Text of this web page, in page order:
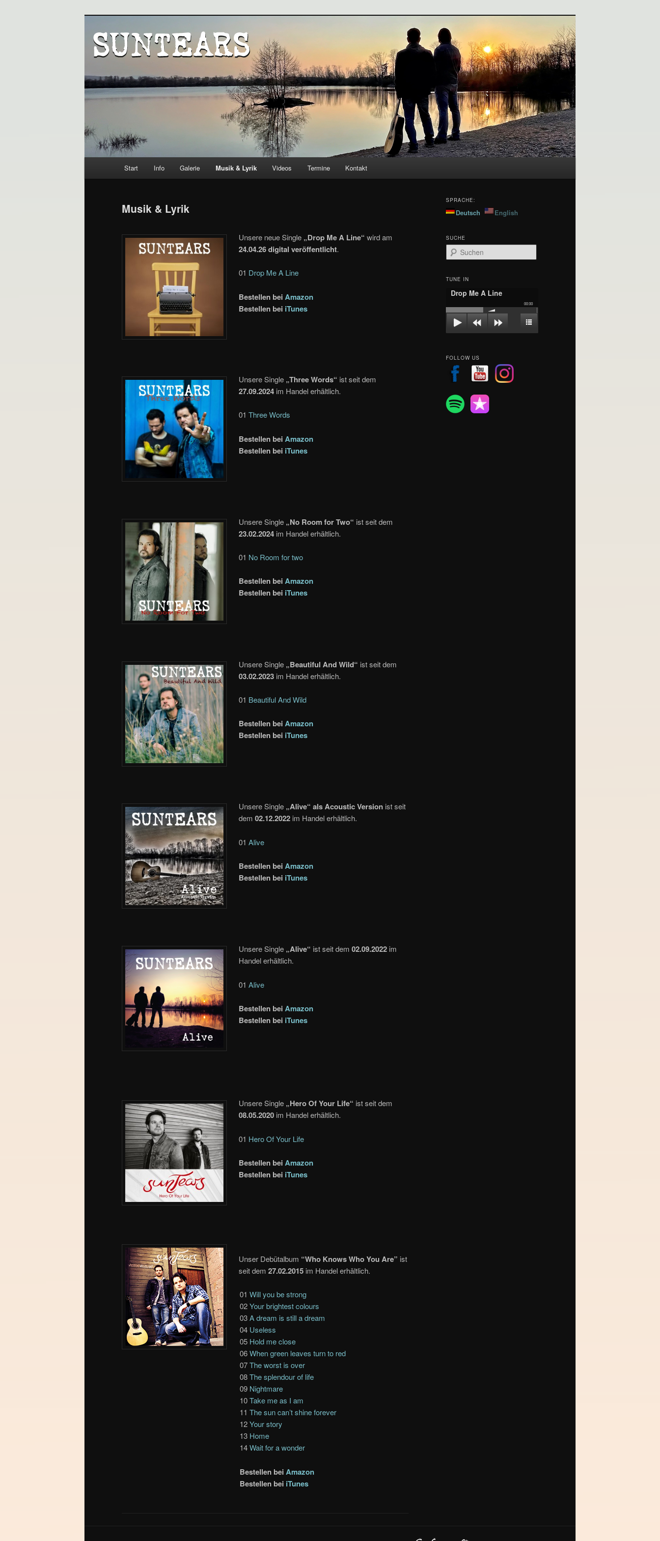
Suntears
Start Info Galerie Musik & Lyrik Videos Termine Kontakt
Musik & Lyrik
Unsere neue Single „Drop Me A Line“ wird am
24.04.26 digital veröffentlicht.
01 Drop Me A Line
Bestellen beiAmazon
Bestellen bei iTunes
Unsere Single „Three Words“ ist seit dem
27.09.2024 im Handel erhältlich.
01Three Words
Bestellen beiAmazon
Bestellen bei iTunes
Unsere Single „No Room for Two“ ist seit dem
23.02.2024 im Handel erhältlich.
01 No Room for two
Bestellen beiAmazon
Bestellen bei iTunes
Unsere Single „Beautiful And Wild“ ist seit dem
03.02.2023 im Handel erhältlich.
01 Beautiful And Wild
Bestellen beiAmazon
Bestellen bei iTunes
Unsere Single „Alive“ als Acoustic Version ist seit
dem 02.12.2022 im Handel erhältlich.
01Alive
Bestellen beiAmazon
Bestellen bei iTunes
Unsere Single „Alive“ ist seit dem02.09.2022 im
Handel erhältlich.
01Alive
Bestellen beiAmazon
Bestellen bei iTunes
Unsere Single „Hero Of Your Life“ ist seit dem
08.05.2020 im Handel erhältlich.
01 Hero Of Your Life
Bestellen beiAmazon
Bestellen bei iTunes
Unser Debütalbum “Who Knows Who You Are” ist
seit dem27.02.2015 im Handel erhältlich.
01 Will you be strong
02Your brightest colours
03A dream is still a dream
04 Useless
05 Hold me close
06When green leaves turn to red
07The worst is over
08The splendour of life
09 Nightmare
10Take me as I am
11 The sun can’t shine forever
12Your story
13 Home
14Wait for a wonder
Bestellen bei Amazon
Bestellen bei iTunes
SPRACHE:
Deutsch English
SUCHE
u
h
TUNE IN
Drop Me A Line
00:00
FOLLOW US